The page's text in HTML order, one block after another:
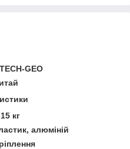
GEO
кг
алюміній